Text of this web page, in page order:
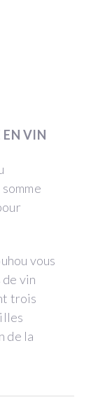
EN VIN
vous
vin
trois
de la